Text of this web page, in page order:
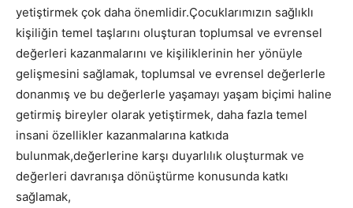
yetiştirmek çok daha önemlidir.Çocuklarımızın sağlıklı
kişiliğin temel taşlarını oluşturan toplumsal ve evrensel
değerleri kazanmalarını ve kişiliklerinin her yönüyle
gelişmesini sağlamak, toplumsal ve evrensel değerlerle
donanmış ve bu değerlerle yaşamayı yaşam biçimi haline
getirmiş bireyler olarak yetiştirmek, daha fazla temel
insani özellikler kazanmalarına katkıda
bulunmak,değerlerine karşı duyarlılık oluşturmak ve
değerleri davranışa dönüştürme konusunda katkı
sağlamak,